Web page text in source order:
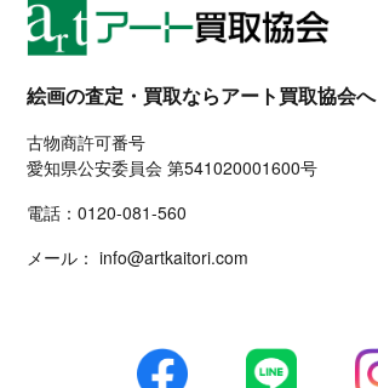
絵画の査定・買取ならアート買取協会へ
古物商許可番号
愛知県公安委員会 第541020001600号
電話：0120-081-560
メール： info@artkaitori.com